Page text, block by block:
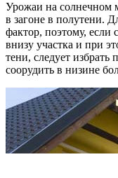
Урожаи на солнечном
в загоне в полутени.
фактор, поэтому, если
внизу участка и при
тени, следует избрать
соорудить в низине